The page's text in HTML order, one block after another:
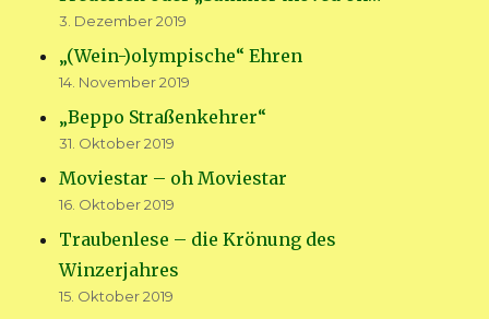
3. Dezember 2019
„(Wein-)olympische“ Ehren
14. November 2019
„Beppo Straßenkehrer“
31. Oktober 2019
Moviestar – oh Moviestar
16. Oktober 2019
Traubenlese – die Krönung des
Winzerjahres
15. Oktober 2019